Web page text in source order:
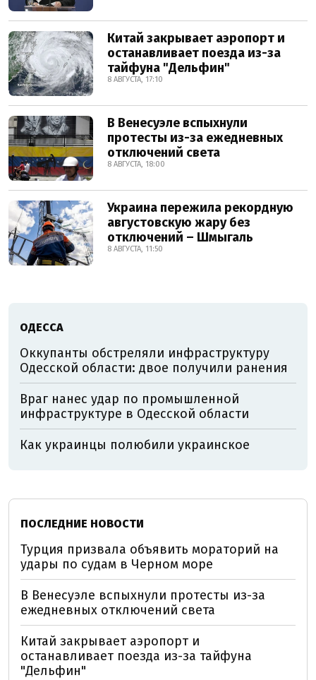
Китай закрывает аэропорт и
останавливает поезда из-за
тайфуна "Дельфин"
8 АВГУСТА, 17:10
В Венесуэле вспыхнули
протесты из-за ежедневных
отключений света
8 АВГУСТА, 18:00
Украина пережила рекордную
августовскую жару без
отключений – Шмыгаль
8 АВГУСТА, 11:50
ОДЕССА
Оккупанты обстреляли инфраструктуру
Одесской области: двое получили ранения
Враг нанес удар по промышленной
инфраструктуре в Одесской области
Как украинцы полюбили украинское
ПОСЛЕДНИЕ НОВОСТИ
Турция призвала объявить мораторий на
удары по судам в Черном море
В Венесуэле вспыхнули протесты из-за
ежедневных отключений света
Китай закрывает аэропорт и
останавливает поезда из-за тайфуна
"Дельфин"